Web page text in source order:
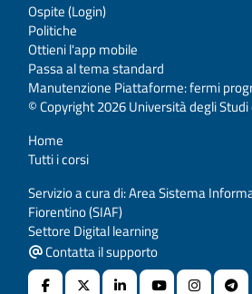
Ospite (Login)
Politiche
Ottieni l'app mobile
Passa al tema standard
Manutenzione Piattaforme: fermi
© Copyright 2026 Università degli Studi
Home
Tutti i corsi
Servizio a cura di: Area Sistema
Fiorentino (SIAF)
Settore Digital learning
Contatta il supporto